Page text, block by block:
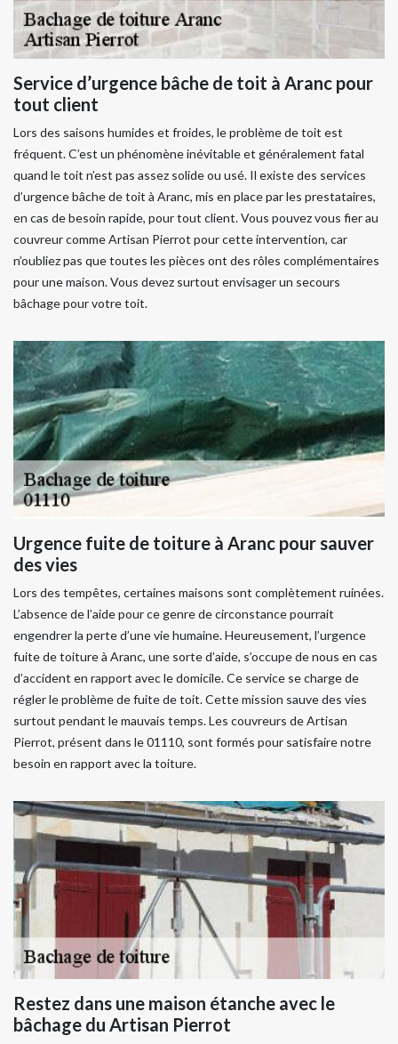
Service d’urgence bâche de toit à Aranc pour
tout client
Lors des saisons humides et froides, le problème de toit est
fréquent. C’est un phénomène inévitable et généralement fatal
quand le toit n’est pas assez solide ou usé. Il existe des services
d’urgence bâche de toit à Aranc, mis en place par les prestataires,
en cas de besoin rapide, pour tout client. Vous pouvez vous fier au
couvreur comme Artisan Pierrot pour cette intervention, car
n’oubliez pas que toutes les pièces ont des rôles complémentaires
pour une maison. Vous devez surtout envisager un secours
bâchage pour votre toit.
Urgence fuite de toiture à Aranc pour sauver
des vies
Lors des tempêtes, certaines maisons sont complètement ruinées.
L’absence de l’aide pour ce genre de circonstance pourrait
engendrer la perte d’une vie humaine. Heureusement, l’urgence
fuite de toiture à Aranc, une sorte d’aide, s’occupe de nous en cas
d’accident en rapport avec le domicile. Ce service se charge de
régler le problème de fuite de toit. Cette mission sauve des vies
surtout pendant le mauvais temps. Les couvreurs de Artisan
Pierrot, présent dans le 01110, sont formés pour satisfaire notre
besoin en rapport avec la toiture.
Restez dans une maison étanche avec le
bâchage du Artisan Pierrot